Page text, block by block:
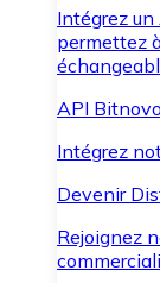
Intégrez
permettez
API Bitnovo
Intégrez
Devenir
Rejoignez